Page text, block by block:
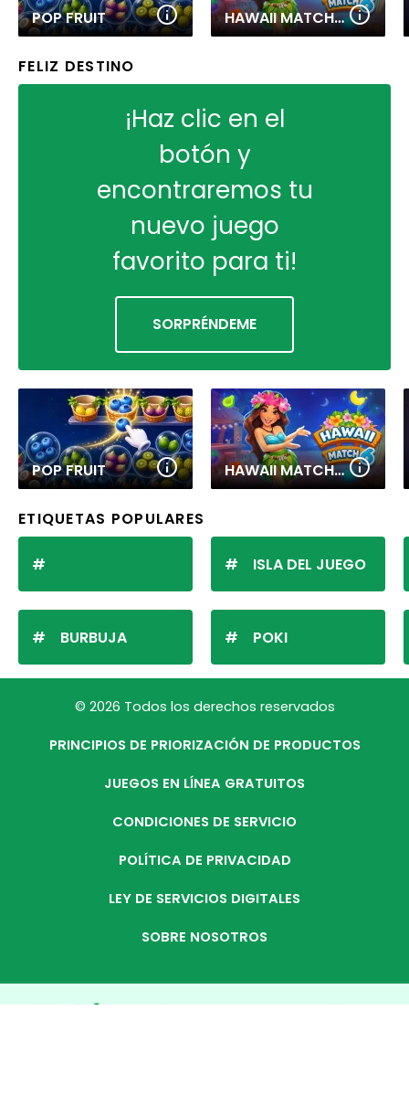
POP FRUIT HAWAII MATCH 6
FELIZ DESTINO
¡Haz clic en el
botón y
encontraremos tu
nuevo juego
favorito para ti!
SORPRÉNDEME
POP FRUIT HAWAII MATCH 6
ETIQUETAS POPULARES
BURBUJA
ISLA DEL JUEGO
POKI
© 2026 Todos los derechos reservados
PRINCIPIOS DE PRIORIZACIÓN DE PRODUCTOS
JUEGOS EN LÍNEA GRATUITOS
CONDICIONES DE SERVICIO
POLÍTICA DE PRIVACIDAD
LEY DE SERVICIOS DIGITALES
SOBRE NOSOTROS